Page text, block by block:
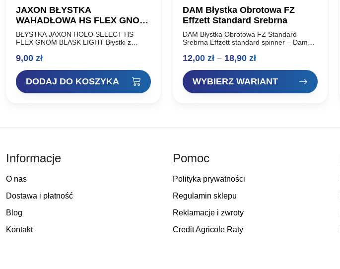
JAXON BŁYSTKA
WAHADŁOWA HS FLEX GNOM
BLASK LIGHT NR1
BŁYSTKA JAXON HOLO SELECT HS
FLEX GNOM BLASK LIGHT Błystki z
błystki o standardowej wadze oraz lżejsza
9,00 zł
DODAJ DO KOSZYKA
DAM Błystka Obrotowa FZ
Effzett Standard Srebrna
DAM Błystka Obrotowa FZ Standard
Srebrna Effzett standard spinner – Dam
producenta, oferta dla wymagających
skuteczne na…
12,00 zł – 18,90 złZakres
cen:
od
WYBIERZ WARIANT
Informacje
O nas
Dostawa i płatność
Blog
Kontakt
Pomoc
Polityka prywatności
Regulamin sklepu
Reklamacje i zwroty
Credit Agricole Raty